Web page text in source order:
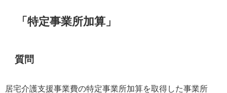
「特定事業所加算」
質問
居宅介護支援事業費の特定事業所加算を取得した事業所